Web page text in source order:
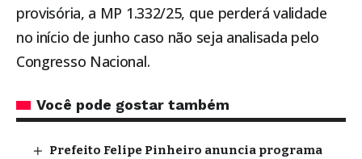
provisória, a MP 1.332/25, que perderá validade
no início de junho caso não seja analisada pelo
Congresso Nacional.
Você pode gostar também
Prefeito Felipe Pinheiro anuncia programa